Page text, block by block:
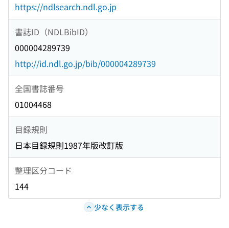
https://ndlsearch.ndl.go.jp
書誌ID（NDLBibID）
000004289739
http://id.ndl.go.jp/bib/000004289739
全国書誌番号
01004468
目録規則
日本目録規則1987年版改訂版
整理区分コード
144
少なく表示する